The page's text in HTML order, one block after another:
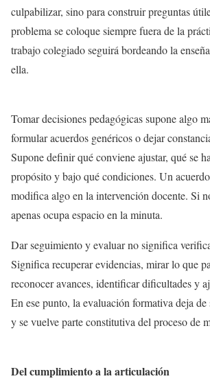
culpabilizar, sino para construir preguntas
problema se coloque siempre fuera de la
trabajo colegiado seguirá bordeando la
ella.
Tomar decisiones pedagógicas supone algo
formular acuerdos genéricos o dejar
Supone definir qué conviene ajustar, qué se
propósito y bajo qué condiciones. Un
modifica algo en la intervención docente. Si
apenas ocupa espacio en la minuta.
Dar seguimiento y evaluar no significa
Significa recuperar evidencias, mirar lo que
reconocer avances, identificar dificultades y
En ese punto, la evaluación formativa deja de
y se vuelve parte constitutiva del proceso de
Del cumplimiento a la articulación